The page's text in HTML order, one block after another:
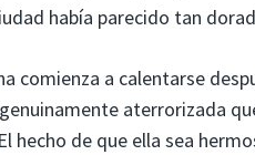
había parecido tan
comienza a calentarse
aterrorizada
hecho de que ella sea